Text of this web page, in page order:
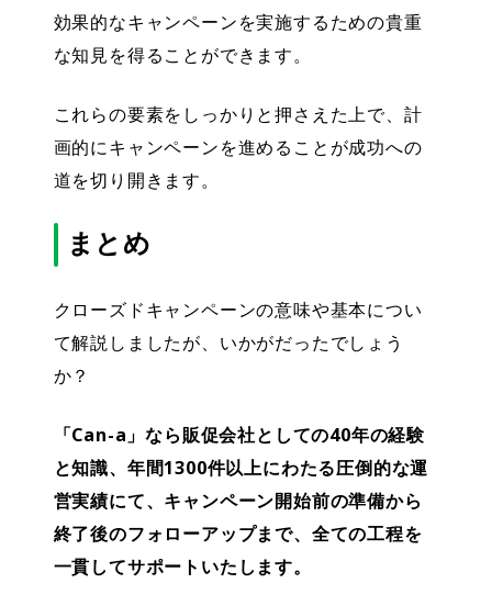
効果的なキャンペーンを実施するための貴重
な知見を得ることができます。
これらの要素をしっかりと押さえた上で、計
画的にキャンペーンを進めることが成功への
道を切り開きます。
まとめ
クローズドキャンペーンの意味や基本につい
て解説しましたが、いかがだったでしょう
か？
「Can-a」なら販促会社としての40年の経験
と知識、年間1300件以上にわたる圧倒的な運
営実績にて、 キャンペーン開始前の準備から
終了後のフォローアップまで、全ての工程を
一貫してサポート いたします。